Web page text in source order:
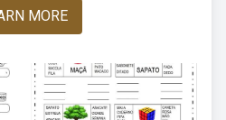
MORE